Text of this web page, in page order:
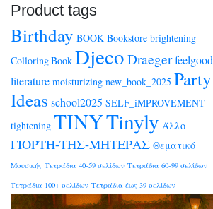
Product tags
Birthday BOOK Bookstore brightening
Colloring Book Djeco Draegerfeelgood
literature moisturizing new_book_2025 Party
Ideas school2025 SELF_iMPROVEMENT
tightening TINYTinyly Άλλο
ΓΙΟΡΤΗ-ΤΗΣ-ΜΗΤΕΡΑΣ Θεματικό
Μουσικής Τετράδια 40-59 σελίδων Τετράδια 60-99 σελίδων
Τετράδια 100+ σελίδων Τετράδια έως 39 σελίδων